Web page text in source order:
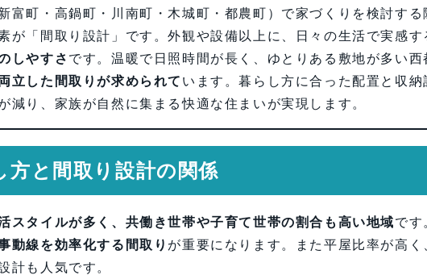
しやすい間取りをつくる
わせ】
富町・高鍋町・川南町・木城町・都農町）で家づくりを検討する
が「間取り設計」です。外観や設備以上に、日々の生活で実感す
しやすさ です。温暖で日照時間が長く、ゆとりある敷地が多い西
立した間取りが求められて います。暮らし方に合った配置と収納
減り、家族が自然に集まる快適な住まいが実現します。
方と間取り設計の関係
スタイルが多く、共働き世帯や子育て世帯の割合も高い地域です
動線を効率化する間取り が重要になります。また平屋比率が高く
計も人気です。